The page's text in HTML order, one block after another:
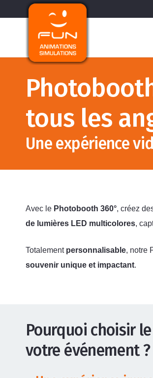
tous les
Une expérience
Avec le Photobooth 360°, créez
de lumières LED multicolores,
Totalement personnalisable, notre
souvenir unique et impactant.
Pourquoi choisir
votre événement ?